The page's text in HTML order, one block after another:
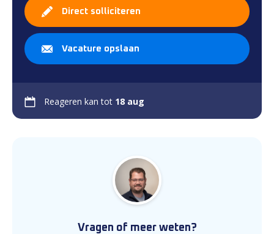
Direct solliciteren
Vacature opslaan
Reageren kan tot 18 aug
Vragen of meer weten?